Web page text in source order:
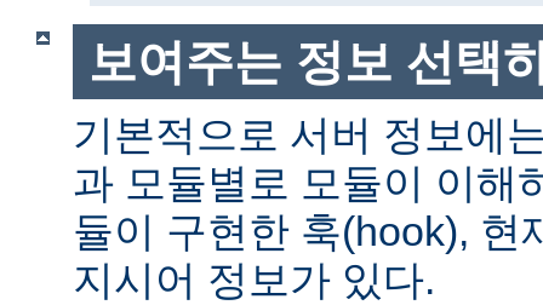
보여주는 정보 선택
기본적으로 서버 정보에
과 모듈별로 모듈이 이해
듈이 구현한 훅(hook), 현
지시어 정보가 있다.